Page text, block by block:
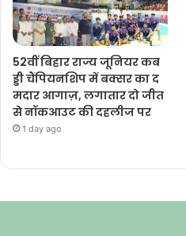
52वीं बिहार राज्य जूनियर कब
ड्डी चैंपियनशिप में बक्सर का द
मदार आगाज़, लगातार दो जीत
से नॉकआउट की दहलीज पर
1 day ago